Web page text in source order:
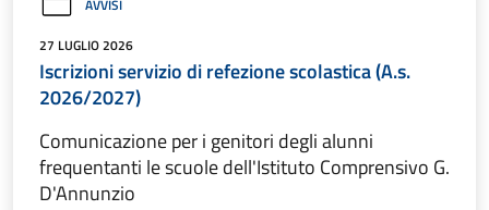
AVVISI
27 LUGLIO 2026
Iscrizioni servizio di refezione scolastica (A.s.
2026/2027)
Comunicazione per i genitori degli alunni
frequentanti le scuole dell'Istituto Comprensivo G.
D'Annunzio